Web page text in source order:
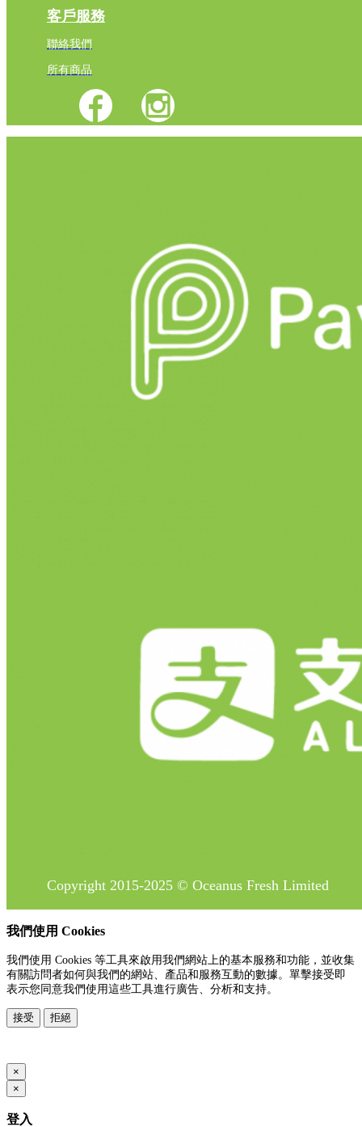
客戶服務
聯絡我們
所有商品
Copyright 2015-2025 © Oceanus Fresh Limited
我們使用 Cookies
我們使用 Cookies 等工具來啟用我們網站上的基本服務和功能，並收集
有關訪問者如何與我們的網站、產品和服務互動的數據。單擊接受即
表示您同意我們使用這些工具進行廣告、分析和支持。
接受 拒絕
×
×
登入